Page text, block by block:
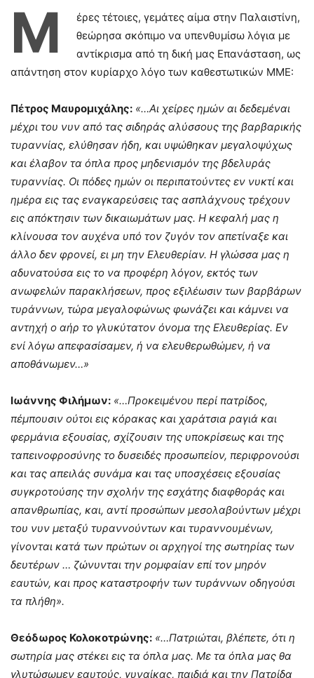
Μ
έρες τέτοιες, γεμάτες αίμα στην Παλαιστίνη,
θεώρησα σκόπιμο να υπενθυμίσω λόγια με
αντίκρισμα από τη δική μας Επανάσταση, ως
απάντηση στον κυρίαρχο λόγο των καθεστωτικών ΜΜΕ:
Πέτρος Μαυρομιχάλης: «…Αι χείρες ημών αι δεδεμέναι
μέχρι του νυν από τας σιδηράς αλύσσους της βαρβαρικής
τυραννίας, ελύθησαν ήδη, και υψώθηκαν μεγαλοψύχως
και έλαβον τα όπλα προς μηδενισμόν της βδελυράς
τυραννίας. Οι πόδες ημών οι περιπατούντες εν νυκτί και
ημέρα εις τας εναγκαρεύσεις τας ασπλάχνους τρέχουν
εις απόκτησιν των δικαιωμάτων μας. Η κεφαλή μας η
κλίνουσα τον αυχένα υπό τον ζυγόν τον απετίναξε και
άλλο δεν φρονεί, ει μη την Ελευθερίαν. Η γλώσσα μας η
αδυνατούσα εις το να προφέρη λόγον, εκτός των
ανωφελών παρακλήσεων, προς εξιλέωσιν των βαρβάρων
τυράννων, τώρα μεγαλοφώνως φωνάζει και κάμνει να
αντηχή ο αήρ το γλυκύτατον όνομα της Ελευθερίας. Εν
ενί λόγω απεφασίσαμεν, ή να ελευθερωθώμεν, ή να
αποθάνωμεν…»
Ιωάννης Φιλήμων: «…Προκειμένου περί πατρίδος,
πέμπουσιν ούτοι εις κόρακας και χαράτσια ραγιά και
φερμάνια εξουσίας, σχίζουσιν της υποκρίσεως και της
ταπεινοφροσύνης το δυσειδές προσωπείον, περιφρονούσι
και τας απειλάς συνάμα και τας υποσχέσεις εξουσίας
συγκροτούσης την σχολήν της εσχάτης διαφθοράς και
απανθρωπίας, και, αντί προσώπων μεσολαβούντων μέχρι
του νυν μεταξύ τυραννούντων και τυραννουμένων,
γίνονται κατά των πρώτων οι αρχηγοί της σωτηρίας των
δευτέρων … ζώνυνται την ρομφαίαν επί τον μηρόν
εαυτών, και προς καταστροφήν των τυράννων οδηγούσι
τα πλήθη».
Θεόδωρος Κολοκοτρώνης: «…Πατριώται, βλέπετε, ότι η
σωτηρία μας στέκει εις τα όπλα μας. Με τα όπλα μας θα
γλυτώσωμεν εαυτούς, γυναίκας, παιδιά και την Πατρίδα